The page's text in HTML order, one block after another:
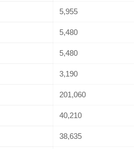
5,955
5,480
5,480
3,190
201,060
40,210
38,635